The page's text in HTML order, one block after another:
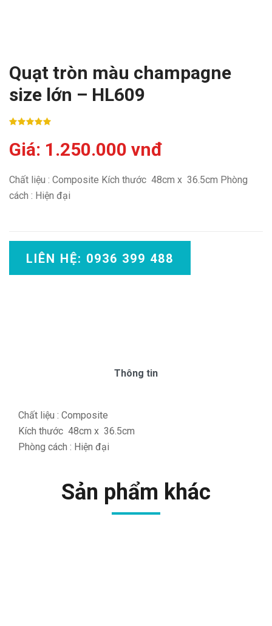
Quạt tròn màu champagne
size lớn – HL609
Giá: 1.250.000 vnđ
Chất liệu : Composite Kích thước 48cm x 36.5cm Phòng
cách : Hiện đại
LIÊN HỆ: 0936 399 488
Thông tin
Chất liệu : Composite
Kích thước 48cm x 36.5cm
Phòng cách : Hiện đại
Sản phẩm khác